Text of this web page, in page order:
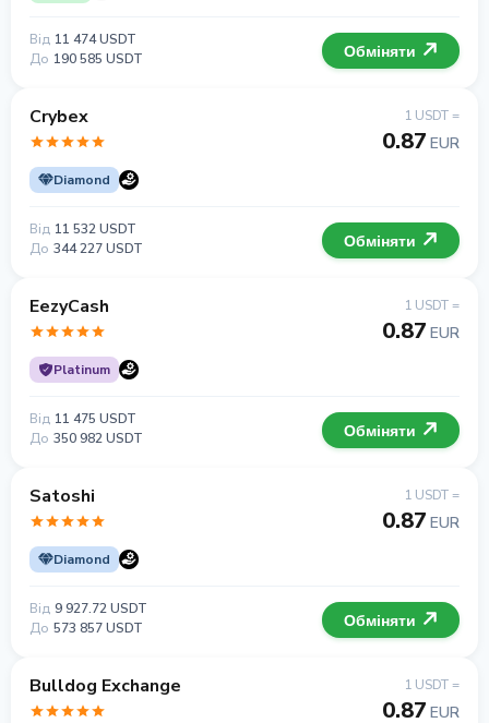
Від 11 474 USDT
До 190 585 USDT Обміняти
Crybex
Diamond
1 USDT =
0.87 EUR
Від 11 532 USDT
До 344 227 USDT Обміняти
EezyCash
Platinum
1 USDT =
0.87 EUR
Від 11 475 USDT
До 350 982 USDT Обміняти
Satoshi
Diamond
1 USDT =
0.87 EUR
Від 9 927.72 USDT
До 573 857 USDT Обміняти
Bulldog Exchange 1 USDT =
0.87 EUR